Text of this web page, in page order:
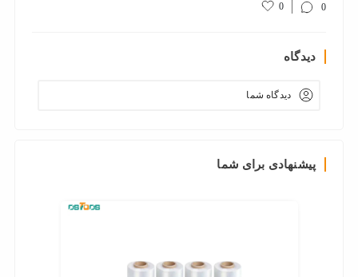
0
0
دیدگاه
دیدگاه شما
پیشنهادی برای شما